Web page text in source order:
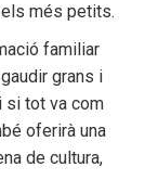
més petits.
familiar
grans i
si tot va com
oferirà una
de cultura,